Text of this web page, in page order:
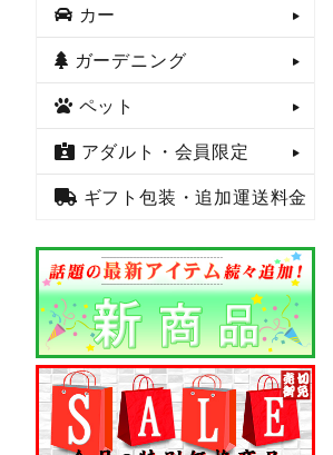
カー
ガーデニング
ペット
アダルト・会員限定
ギフト包装・追加運送料金